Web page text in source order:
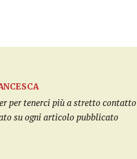
per tenerci più a stretto contatto
su ogni articolo pubblicato